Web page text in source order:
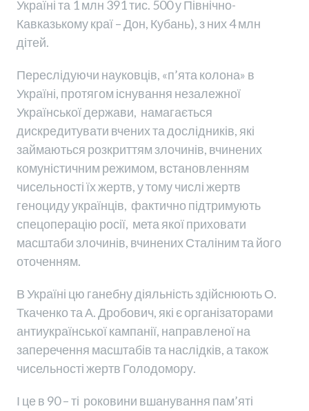
Україні та 1 млн 391 тис. 500 у Північно-
Кавказькому краї – Дон, Кубань), з них 4 млн
дітей.
Переслідуючи науковців, «п’ята колона» в
Україні, протягом існування незалежної
Української держави, намагається
дискредитувати вчених та дослідників, які
займаються розкриттям злочинів, вчинених
комуністичним режимом, встановленням
чисельності їх жертв, у тому числі жертв
геноциду українців, фактично підтримують
спецоперацію росії, мета якої приховати
масштаби злочинів, вчинених Сталіним та його
оточенням.
В Україні цю ганебну діяльність здійснюють О.
Ткаченко та А. Дробович, які є організаторами
антиукраїнської кампанії, направленої на
заперечення масштабів та наслідків, а також
чисельності жертв Голодомору.
І це в 90 – ті роковини вшанування пам’яті